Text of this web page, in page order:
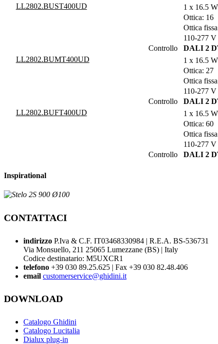
LL2802.BUST400UD
1 x 16.5
Ottica: 16
Ottica fissa
110-277
Controllo
DALI 2
LL2802.BUMT400UD
1 x 16.5
Ottica: 27
Ottica fissa
110-277
Controllo
DALI 2
LL2802.BUFT400UD
1 x 16.5
Ottica: 60
Ottica fissa
110-277
Controllo
DALI 2
Inspirational
CONTATTACI
indirizzo P.Iva & C.F. IT03468330984 | R.E.A. BS-536731
Via Monsuello, 211 25065 Lumezzane (BS) | Italy
Codice destinatario: M5UXCR1
telefono +39 030 89.25.625 | Fax +39 030 82.48.406
email customerservice@ghidini.it
DOWNLOAD
Catalogo Ghidini
Catalogo Lucitalia
Dialux plug-in